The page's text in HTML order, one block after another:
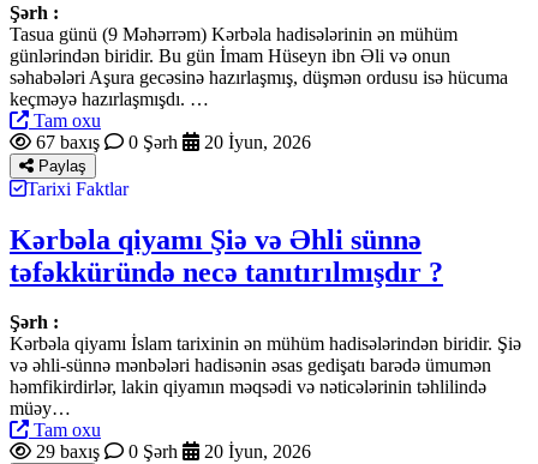
Şərh :
Tasua günü (9 Məhərrəm) Kərbəla hadisələrinin ən mühüm
günlərindən biridir. Bu gün İmam Hüseyn ibn Əli və onun
səhabələri Aşura gecəsinə hazırlaşmış, düşmən ordusu isə hücuma
keçməyə hazırlaşmışdı. …
Tam oxu
67 baxış
0 Şərh 20 İyun, 2026
Paylaş
Tarixi Faktlar
Kərbəla qiyamı Şiə və Əhli sünnə
təfəkküründə necə tanıtırılmışdır ?
Şərh :
Kərbəla qiyamı İslam tarixinin ən mühüm hadisələrindən biridir. Şiə
və əhli-sünnə mənbələri hadisənin əsas gedişatı barədə ümumən
həmfikirdirlər, lakin qiyamın məqsədi və nəticələrinin təhlilində
müəy…
Tam oxu
29 baxış
0 Şərh 20 İyun, 2026